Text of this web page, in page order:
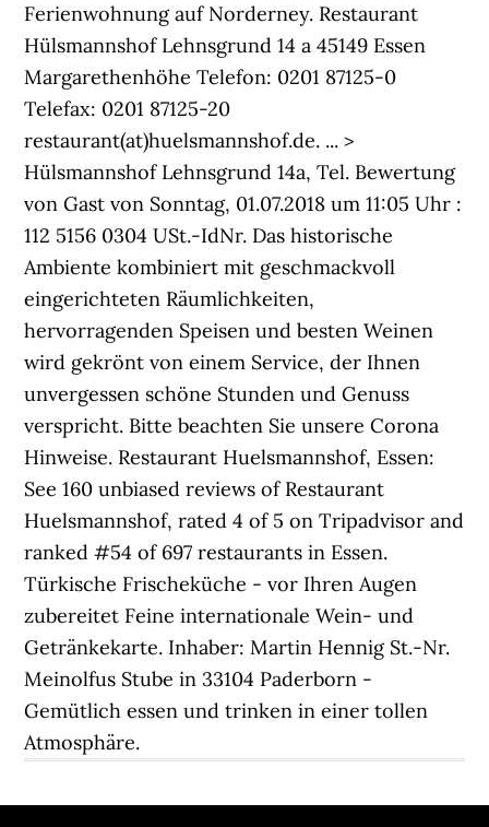
Ferienwohnung auf Norderney. Restaurant
Hülsmannshof Lehnsgrund 14 a 45149 Essen
Margarethenhöhe Telefon: 0201 87125-0
Telefax: 0201 87125-20
restaurant(at)huelsmannshof.de. ... >
Hülsmannshof Lehnsgrund 14a, Tel. Bewertung
von Gast von Sonntag, 01.07.2018 um 11:05 Uhr :
112 5156 0304 USt.-IdNr. Das historische
Ambiente kombiniert mit geschmackvoll
eingerichteten Räumlichkeiten,
hervorragenden Speisen und besten Weinen
wird gekrönt von einem Service, der Ihnen
unvergessen schöne Stunden und Genuss
verspricht. Bitte beachten Sie unsere Corona
Hinweise. Restaurant Huelsmannshof, Essen:
See 160 unbiased reviews of Restaurant
Huelsmannshof, rated 4 of 5 on Tripadvisor and
ranked #54 of 697 restaurants in Essen.
Türkische Frischeküche - vor Ihren Augen
zubereitet Feine internationale Wein- und
Getränkekarte. Inhaber: Martin Hennig St.-Nr.
Meinolfus Stube in 33104 Paderborn -
Gemütlich essen und trinken in einer tollen
Atmosphäre.